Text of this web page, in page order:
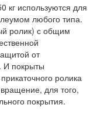
кг используются для
любого типа.
ролик) с общим
от
И покрыты
ролика
для того,
покрытия.